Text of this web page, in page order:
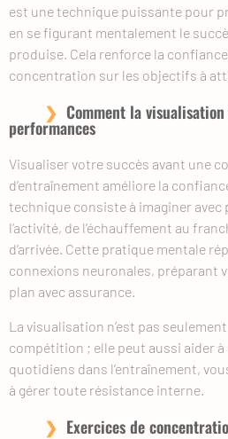
est une technique puissante pour
en se figurant mentalement le
produise. Cela renforce la
concentration sur les objectifs à
Comment la
performances
Visualiser votre succès avant une
d’entraînement améliore la
technique consiste à imaginer avec
l’activité, de l’échauffement au
d’arrivée. Cette pratique mentale
connexions neuronales, préparant
plan avec assurance.
La visualisation n’est pas
compétition ; elle peut aussi aider
quotidiens dans l’entraînement,
à gérer toute résistance interne.
Exercices de